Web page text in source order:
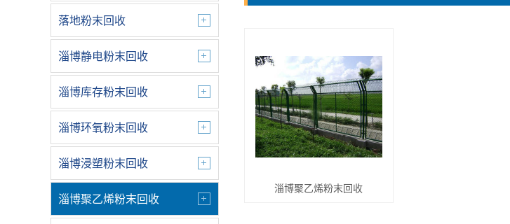
落地粉末回收
淄博静电粉末回收
淄博库存粉末回收
淄博环氧粉末回收
淄博浸塑粉末回收
淄博聚乙烯粉末回收
淄博聚乙烯粉末回收